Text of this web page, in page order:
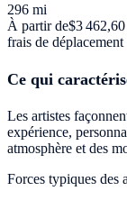
296 mi
À partir de$3 462,60
frais de
Ce qui
Les artistes
expérience,
atmosphère et des
Forces typiques des